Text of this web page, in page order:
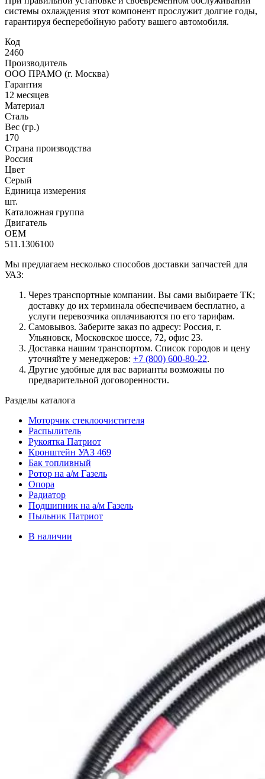
системы охлаждения этот компонент прослужит долгие годы,
гарантируя бесперебойную работу вашего автомобиля.
Код
2460
Производитель
ООО ПРАМО (г. Москва)
Гарантия
12 месяцев
Материал
Сталь
Вес (гр.)
170
Страна производства
Россия
Цвет
Серый
Единица измерения
шт.
Каталожная группа
Двигатель
OEM
511.1306100
Мы предлагаем несколько способов доставки запчастей для
УАЗ:
Через транспортные компании. Вы сами выбираете ТК;
доставку до их терминала обеспечиваем бесплатно, а
услуги перевозчика оплачиваются по его тарифам.
Самовывоз. Заберите заказ по адресу: Россия, г.
Ульяновск, Московское шоссе, 72, офис 23.
Доставка нашим транспортом. Список городов и цену
уточняйте у менеджеров: +7 (800) 600-80-22.
Другие удобные для вас варианты возможны по
предварительной договоренности.
Разделы каталога
Моторчик стеклоочистителя
Распылитель
Рукоятка Патриот
Кронштейн УАЗ 469
Бак топливный
Ротор на а/м Газель
Опора
Радиатор
Подшипник на а/м Газель
Пыльник Патриот
В наличии